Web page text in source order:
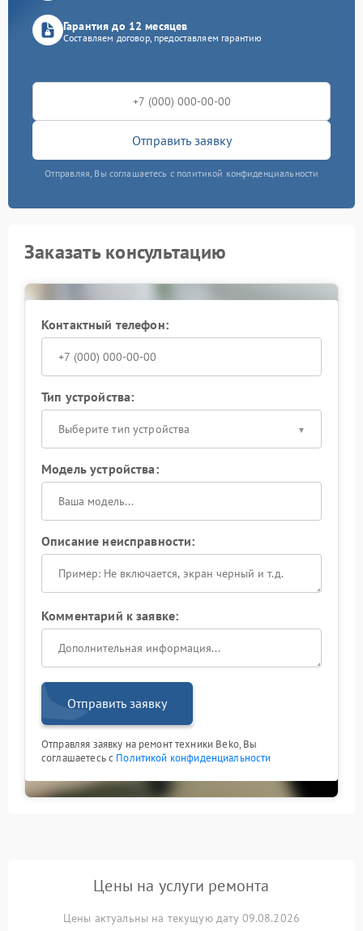
Гарантия до 12 месяцев
Составляем договор, предоставляем гарантию
Отправить заявку
Отправляя, Вы соглашаетесь с политикой конфиденциальности
Заказать консультацию
Контактный телефон:
Тип устройства:
Выберите тип устройства
Модель устройства:
Описание неисправности:
Комментарий к заявке:
Отправить заявку
Отправляя заявку на ремонт техники Beko, Вы
соглашаетесь с Политикой конфиденциальности
Цены на услуги ремонта
Цены актуальны на текущую дату 09.08.2026